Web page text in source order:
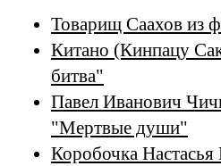
Товарищ Саахов из
Китано (Кинпацу
битва"
Павел Иванович
"Мертвые души"
Коробочка